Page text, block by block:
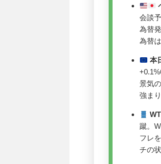
会談
為替
為替
本
景気
強ま
蹴。
フレ
チの状